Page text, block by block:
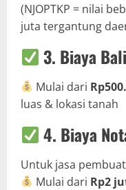
(NJOPTKP = nilai
juta tergantung
3. Biaya
Mulai dari
luas & lokasi tanah
4. Biaya
Untuk jasa
Mulai dari Rp2